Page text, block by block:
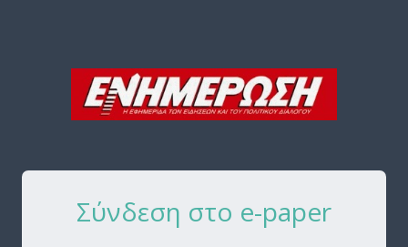
Σύνδεση στο e-paper